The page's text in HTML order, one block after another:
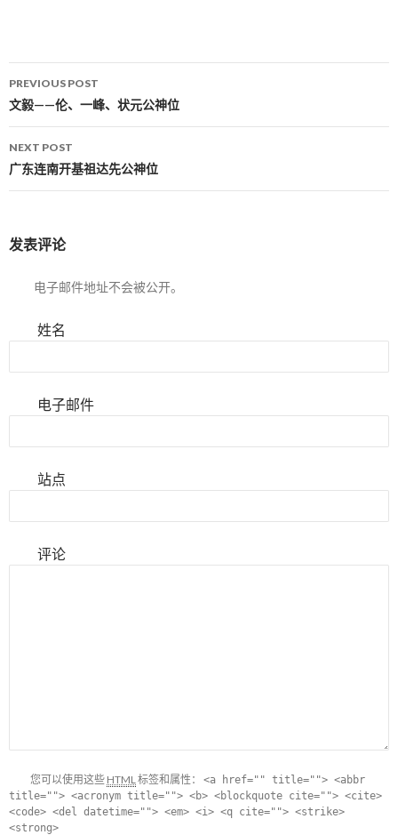
Post navigation
PREVIOUS POST
文毅——伦、一峰、状元公神位
NEXT POST
广东连南开基祖达先公神位
发表评论
电子邮件地址不会被公开。
姓名
电子邮件
站点
评论
您可以使用这些 HTML标签和属性： <a href="" title=""> <abbr
title=""> <acronym title=""> <b> <blockquote cite=""> <cite>
<code> <del datetime=""> <em> <i> <q cite=""> <strike>
<strong>